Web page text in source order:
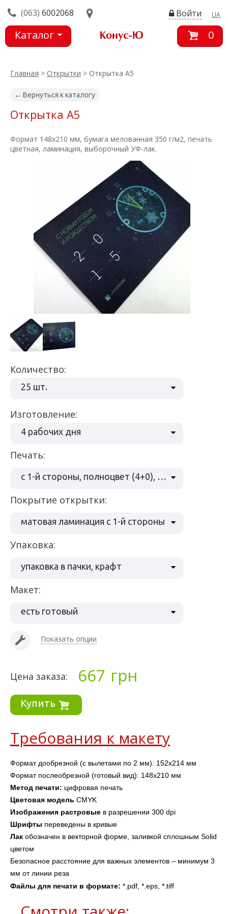
(063) 6002068 UA
Войти
Каталог
0
Главная > Открытки > Открытка А5
← Вернуться к каталогу
Открытка А5
Формат 148х210 мм, бумага мелованная 350 г/м2, печать
цветная, ламинация, выборочный УФ-лак.
Количество:
25 шт.
Изготовление:
4 рабочих дня
Печать:
с 1-й стороны, полноцвет (4+0), бумага мел 350 гр/м
Покрытие открытки:
матовая ламинация с 1-й стороны
Упаковка:
упаковка в пачки, крафт
Макет:
есть готовый
Показать опции
Цена заказа: 667 грн
Купить
Требования к макету
Формат дообрезной (с вылетами по 2 мм): 152х214 мм
Формат послеобрезной (готовый вид): 148х210 мм
Метод печати: цифровая печать
Цветовая модель CMYK
Изображения растровые в разрешении 300 dpi
Шрифты переведены в кривые
Лак обозначен в векторной форме, заливкой сплошным Solid
цветом
Безопасное расстояние для важных элементов – минимум 3
мм от линии реза
Файлы для печати в формате: *.pdf, *.eps, *.tiff